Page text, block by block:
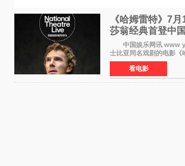
《哈姆雷特》7
莎翁经典首登中
中国娱乐网讯 www
士比亚同名戏剧的电影《
在中国内地上映。这部跨
搬上大银幕，为观众带来
盛宴。 《
看电影